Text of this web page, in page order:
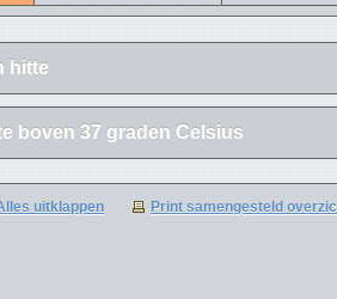
hitte
boven 37 graden Celsius
uitklappen Print samengesteld